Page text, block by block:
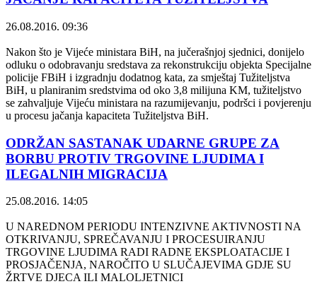
26.08.2016. 09:36
Nakon što je Vijeće ministara BiH, na jučerašnjoj sjednici, donijelo
odluku o odobravanju sredstava za rekonstrukciju objekta Specijalne
policije FBiH i izgradnju dodatnog kata, za smještaj Tužiteljstva
BiH, u planiranim sredstvima od oko 3,8 milijuna KM, tužiteljstvo
se zahvaljuje Vijeću ministara na razumijevanju, podršci i povjerenju
u procesu jačanja kapaciteta Tužiteljstva BiH.
ODRŽAN SASTANAK UDARNE GRUPE ZA
BORBU PROTIV TRGOVINE LJUDIMA I
ILEGALNIH MIGRACIJA
25.08.2016. 14:05
U NAREDNOM PERIODU INTENZIVNE AKTIVNOSTI NA
OTKRIVANJU, SPREČAVANJU I PROCESUIRANJU
TRGOVINE LJUDIMA RADI RADNE EKSPLOATACIJE I
PROSJAČENJA, NAROČITO U SLUČAJEVIMA GDJE SU
ŽRTVE DJECA ILI MALOLJETNICI